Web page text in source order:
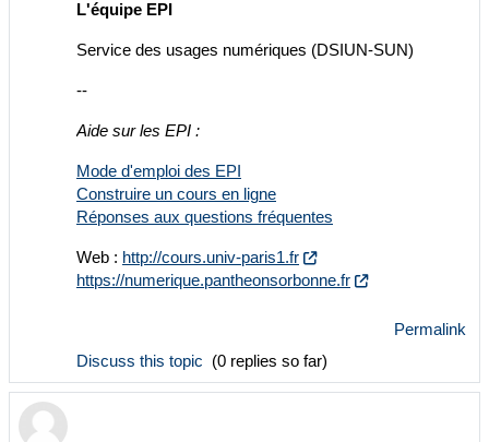
L'équipe EPI
Service des usages numériques (DSIUN-SUN)
--
Aide sur les EPI :
Mode d'emploi des EPI
Construire un cours en ligne
Réponses aux questions fréquentes
Web : http://cours.univ-paris1.fr
https://numerique.pantheonsorbonne.fr
Permalink
Discuss this topic
(0 replies so far)